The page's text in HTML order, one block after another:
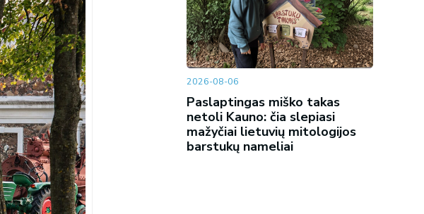
2026-08-06
Paslaptingas miško takas
netoli Kauno: čia slepiasi
mažyčiai lietuvių mitologijos
barstukų nameliai